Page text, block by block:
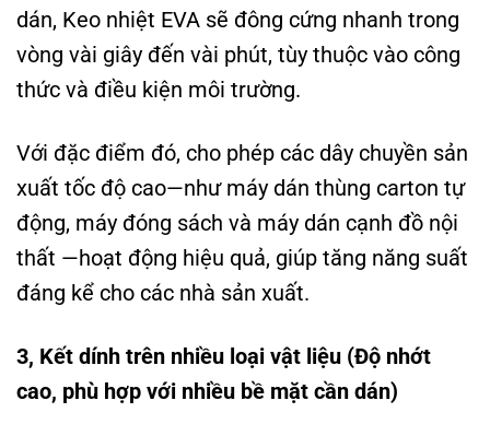
dán, Keo nhiệt EVA sẽ đông cứng nhanh trong
vòng vài giây đến vài phút, tùy thuộc vào công
thức và điều kiện môi trường.
Với đặc điểm đó, cho phép các dây chuyền sản
xuất tốc độ cao—như máy dán thùng carton tự
động, máy đóng sách và máy dán cạnh đồ nội
thất —hoạt động hiệu quả, giúp tăng năng suất
đáng kể cho các nhà sản xuất.
3, Kết dính trên nhiều loại vật liệu (Độ nhớt
cao, phù hợp với nhiều bề mặt cần dán)